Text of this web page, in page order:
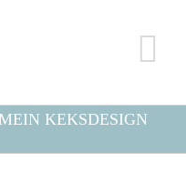
KEKSDESIGN